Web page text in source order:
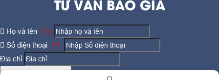
Địa chỉ
Đăng ký tư vấn
TƯ VẤN DỊCH VỤ